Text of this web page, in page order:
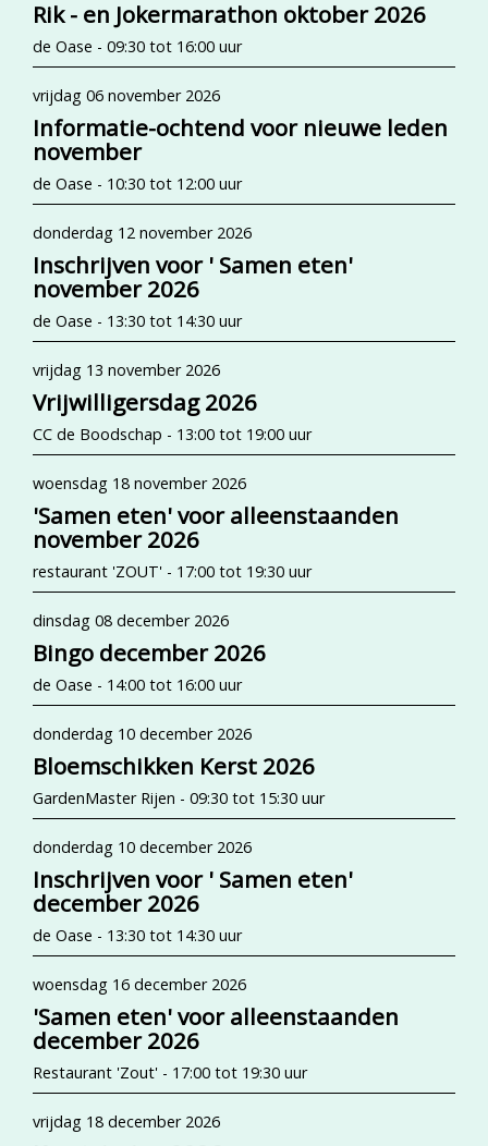
Rik - en Jokermarathon oktober 2026
de Oase - 09:30 tot 16:00 uur
vrijdag 06 november 2026
Informatie-ochtend voor nieuwe leden
november
de Oase - 10:30 tot 12:00 uur
donderdag 12 november 2026
Inschrijven voor ' Samen eten'
november 2026
de Oase - 13:30 tot 14:30 uur
vrijdag 13 november 2026
Vrijwilligersdag 2026
CC de Boodschap - 13:00 tot 19:00 uur
woensdag 18 november 2026
'Samen eten' voor alleenstaanden
november 2026
restaurant 'ZOUT' - 17:00 tot 19:30 uur
dinsdag 08 december 2026
Bingo december 2026
de Oase - 14:00 tot 16:00 uur
donderdag 10 december 2026
Bloemschikken Kerst 2026
GardenMaster Rijen - 09:30 tot 15:30 uur
donderdag 10 december 2026
Inschrijven voor ' Samen eten'
december 2026
de Oase - 13:30 tot 14:30 uur
woensdag 16 december 2026
'Samen eten' voor alleenstaanden
december 2026
Restaurant 'Zout' - 17:00 tot 19:30 uur
vrijdag 18 december 2026